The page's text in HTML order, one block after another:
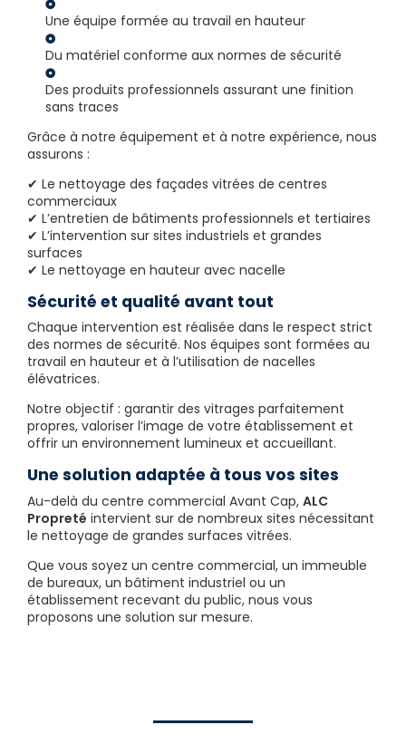
Une équipe formée au travail en hauteur
Du matériel conforme aux normes de sécurité
Des produits professionnels assurant une finition
sans traces
Grâce à notre équipement et à notre expérience, nous
assurons :
✔ Le nettoyage des façades vitrées de centres
commerciaux
✔ L’entretien de bâtiments professionnels et tertiaires
✔ L’intervention sur sites industriels et grandes
surfaces
✔ Le nettoyage en hauteur avec nacelle
Sécurité et qualité avant tout
Chaque intervention est réalisée dans le respect strict
des normes de sécurité. Nos équipes sont formées au
travail en hauteur et à l’utilisation de nacelles
élévatrices.
Notre objectif : garantir des vitrages parfaitement
propres, valoriser l’image de votre établissement et
offrir un environnement lumineux et accueillant.
Une solution adaptée à tous vos sites
Au-delà du centre commercial Avant Cap, ALC
Propreté intervient sur de nombreux sites nécessitant
le nettoyage de grandes surfaces vitrées.
Que vous soyez un centre commercial, un immeuble
de bureaux, un bâtiment industriel ou un
établissement recevant du public, nous vous
proposons une solution sur mesure.